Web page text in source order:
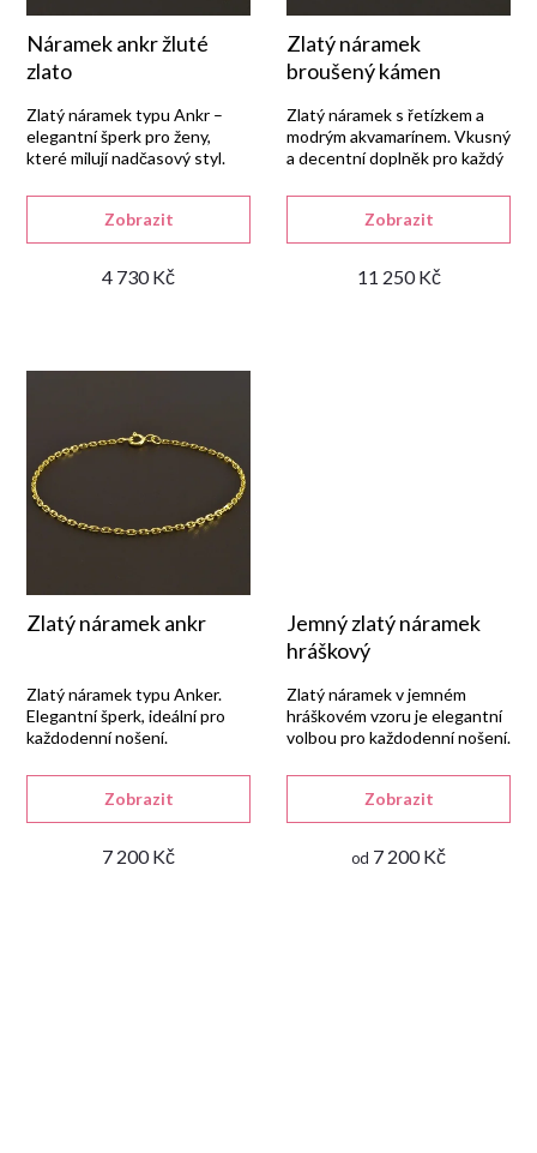
p
r
o
d
k
ů
Náramek ankr žluté
zlato
4 730 Kč
Zobrazit
Zlatý náramek typu Ankr –
elegantní šperk pro ženy,
které milují nadčasový styl.
Zlatý náramek
broušený kámen
11 250 Kč
Zobrazit
Zlatý náramek s řetízkem a
modrým akvamarínem. Vkusný
a decentní doplněk pro každý
Zlatý náramek ankr
7 200 Kč
Zobrazit
Zlatý náramek typu Anker.
Elegantní šperk, ideální pro
každodenní nošení.
Jemný zlatý náramek
hráškový
od 7 200 Kč
Zobrazit
Zlatý náramek v jemném
hráškovém vzoru je elegantní
volbou pro každodenní nošení.